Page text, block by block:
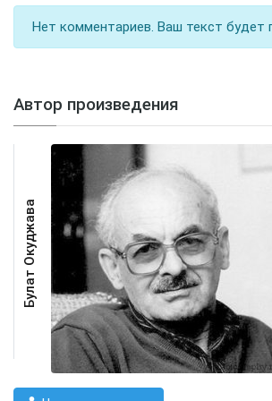
Нет комментариев. Ваш текст будет
Автор произведения
Булат Окуджава